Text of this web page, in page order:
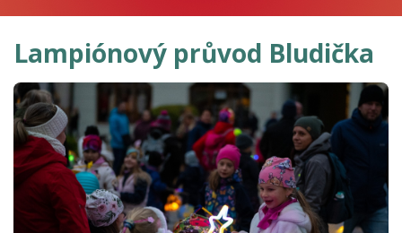
Lampiónový průvod Bludička